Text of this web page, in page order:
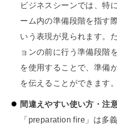
ビジネスシーンでは、特
ーム内の準備段階を指す
いう表現が見られます。
ョンの前に行う準備段階
を使用することで、準備
を伝えることができます。
間違えやすい使い方・注
「preparation fire」は多